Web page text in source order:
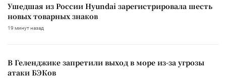
Ушедшая из России Hyundai зарегистрировала шесть
новых товарных знаков
19 минут назад
В Геленджике запретили выход в море из-за угрозы
атаки БЭКов